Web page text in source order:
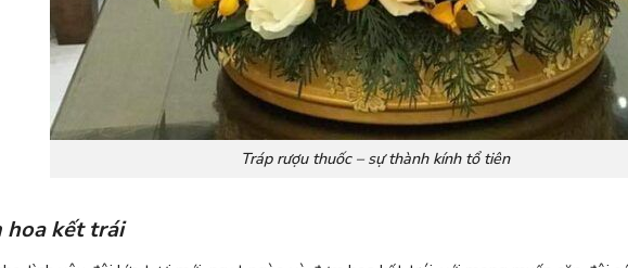
Tráp rượu thuốc – sự thành kính tổ tiên
hoa kết trái